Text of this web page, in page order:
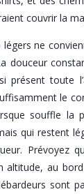
couvrir la
ne
douceur
présent toute
le
souffle la
qui restent
Prévoyez
altitude, au
sont